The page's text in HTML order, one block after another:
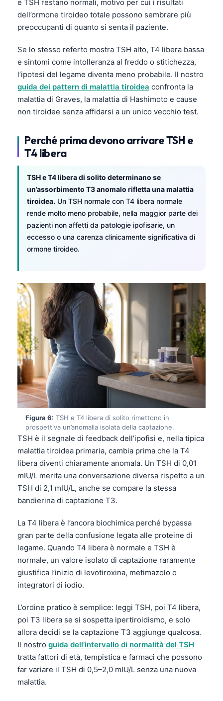
e TSH restano normali, motivo per cui i risultati
dell’ormone tiroideo totale possono sembrare più
preoccupanti di quanto si senta il paziente.
Se lo stesso referto mostra TSH alto, T4 libera bassa
e sintomi come intolleranza al freddo o stitichezza,
l’ipotesi del legame diventa meno probabile. Il nostro
guida dei pattern di malattia tiroidea confronta la
malattia di Graves, la malattia di Hashimoto e cause
non tiroidee senza affidarsi a un unico vecchio test.
Perché prima devono arrivare TSH e
T4 libera
TSH e T4 libera di solito determinano se
un’assorbimento T3 anomalo rifletta una malattia
tiroidea. Un TSH normale con T4 libera normale
rende molto meno probabile, nella maggior parte dei
pazienti non affetti da patologie ipofisarie, un
eccesso o una carenza clinicamente significativa di
ormone tiroideo.
Figura 6: TSH e T4 libera di solito rimettono in
prospettiva un’anomalia isolata della captazione.
TSH è il segnale di feedback dell’ipofisi e, nella tipica
malattia tiroidea primaria, cambia prima che la T4
libera diventi chiaramente anomala. Un TSH di 0,01
mIU/L merita una conversazione diversa rispetto a un
TSH di 2,1 mIU/L, anche se compare la stessa
bandierina di captazione T3.
La T4 libera è l’ancora biochimica perché bypassa
gran parte della confusione legata alle proteine di
legame. Quando T4 libera è normale e TSH è
normale, un valore isolato di captazione raramente
giustifica l’inizio di levotiroxina, metimazolo o
integratori di iodio.
L’ordine pratico è semplice: leggi TSH, poi T4 libera,
poi T3 libera se si sospetta ipertiroidismo, e solo
allora decidi se la captazione T3 aggiunge qualcosa.
Il nostro guida dell’intervallo di normalità del TSH
tratta fattori di età, tempistica e farmaci che possono
far variare il TSH di 0,5–2,0 mIU/L senza una nuova
malattia.Euskara
Gàidhlig
Occitan
العربية المغربية
Afrikaans
Монгол
ພາສາລາວ
Basa Jawa
ئۇيغۇرچە
Кыргызча
Татар теле
Беларуская мова
Esperanto
Frysk
Ślōnskŏ gŏdka
Norsk bokmål